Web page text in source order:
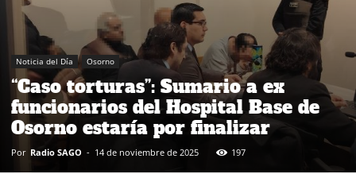
Noticia del Día Osorno
“Caso torturas”: Sumario a ex
funcionarios del Hospital Base de
Osorno estaría por finalizar
Por Radio SAGO - 14 de noviembre de 2025 197